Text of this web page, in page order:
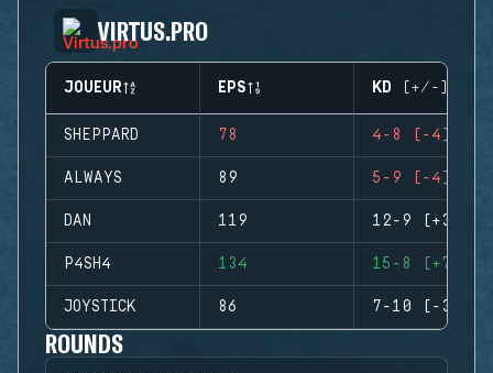
VIRTUS.PRO
JOUEUR EPS KD (+/-)
SHEPPARD 78 4-8 (-4)
ALWAYS 89 5-9 (-4)
DAN 119 12-9 (+3)
P4SH4 134 15-8 (+7)
JOYSTICK 86 7-10 (-3)
ROUNDS